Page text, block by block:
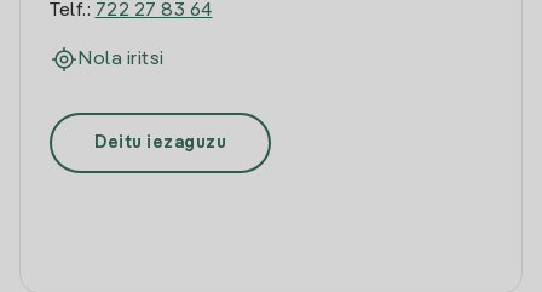
Telf.: 722 27 83 64
Nola iritsi
Deitu iezaguzu